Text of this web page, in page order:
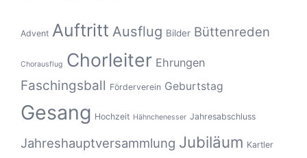
Advent Auftritt Ausflug Bilder Büttenreden
Chorausflug Chorleiter Ehrungen
Faschingsball Förderverein Geburtstag
Gesang Hochzeit Hähnchenesser Jahresabschluss
Jahreshauptversammlung Jubiläum Kartler